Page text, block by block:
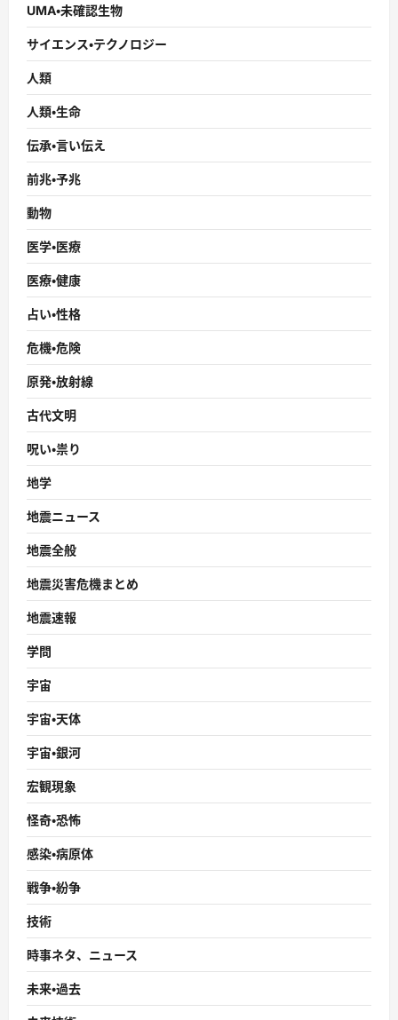
UMA・未確認生物
サイエンス・テクノロジー
人類
人類・生命
伝承・言い伝え
前兆・予兆
動物
医学・医療
医療・健康
占い・性格
危機・危険
原発・放射線
古代文明
呪い・祟り
地学
地震ニュース
地震全般
地震災害危機まとめ
地震速報
学問
宇宙
宇宙・天体
宇宙・銀河
宏観現象
怪奇・恐怖
感染・病原体
戦争・紛争
技術
時事ネタ、ニュース
未来・過去